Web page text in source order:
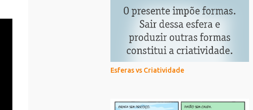
Esferas vs Criatividade